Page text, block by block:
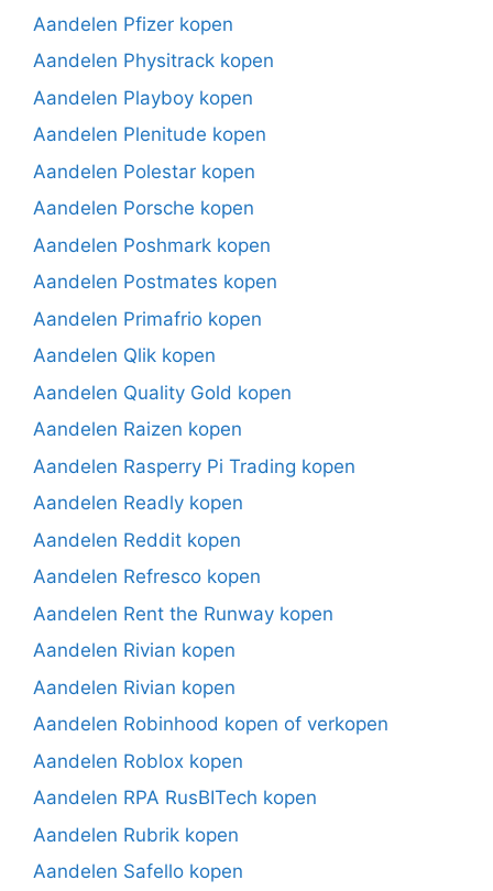
Aandelen Pfizer kopen
Aandelen Physitrack kopen
Aandelen Playboy kopen
Aandelen Plenitude kopen
Aandelen Polestar kopen
Aandelen Porsche kopen
Aandelen Poshmark kopen
Aandelen Postmates kopen
Aandelen Primafrio kopen
Aandelen Qlik kopen
Aandelen Quality Gold kopen
Aandelen Raizen kopen
Aandelen Rasperry Pi Trading kopen
Aandelen Readly kopen
Aandelen Reddit kopen
Aandelen Refresco kopen
Aandelen Rent the Runway kopen
Aandelen Rivian kopen
Aandelen Rivian kopen
Aandelen Robinhood kopen of verkopen
Aandelen Roblox kopen
Aandelen RPA RusBITech kopen
Aandelen Rubrik kopen
Aandelen Safello kopen